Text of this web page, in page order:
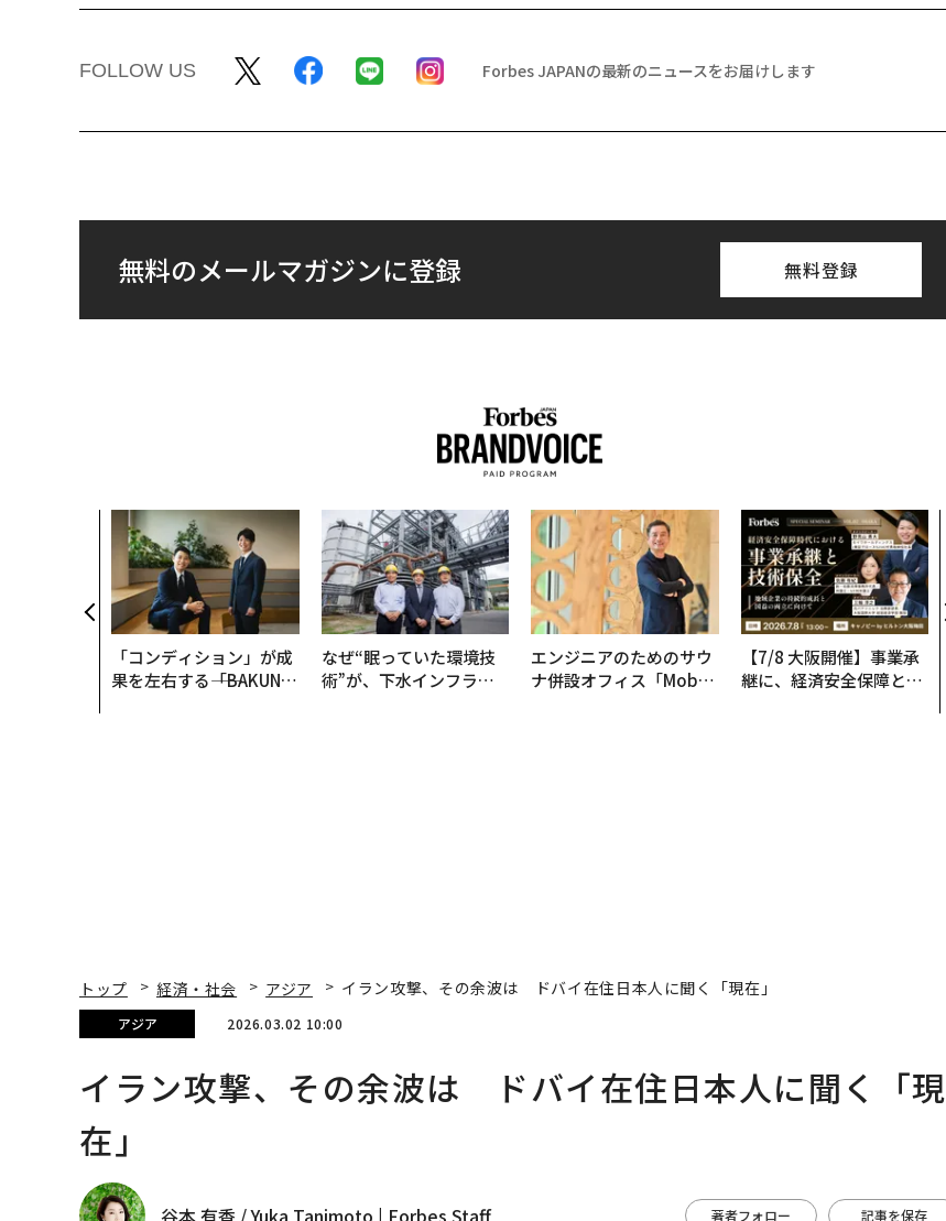
FOLLOW US Forbes JAPANの最新のニュースをお届けします
無料のメールマガジンに登録 無料登録
「コンディション」が成
果を左右する――「BAKUN
なぜ“眠っていた環境技
術”が、下水インフラを
エンジニアのためのサウ
ナ併設オフィス「Mobiu
【7/8 大阪開催】事業承
継に、経済安全保障とい
トップ 経済・社会 アジア イラン攻撃、その余波は ドバイ在住日本人に聞く「現在」
アジア 2026.03.02 10:00
イラン攻撃、その余波は ドバイ在住日本人に聞く「現
在」
谷本 有香 / Yuka Tanimoto | Forbes Staff 著者フォロー 記事を保存